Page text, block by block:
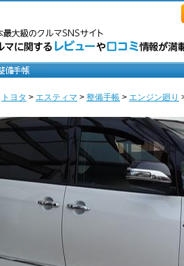
トヨタ > エスティマ > 整備手帳 > エンジン廻り